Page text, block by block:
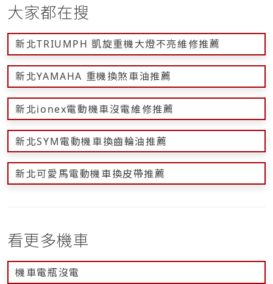
大家都在搜
新北TRIUMPH 凱旋重機大燈不亮維修推薦
新北YAMAHA 重機換煞車油推薦
新北ionex電動機車沒電維修推薦
新北SYM電動機車換齒輪油推薦
新北可愛馬電動機車換皮帶推薦
看更多機車
機車電瓶沒電